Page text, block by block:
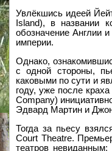
Увлёкшись идеей
Island), в названии
обозначение Англии
империи.
Однако,
с одной стороны,
каковыми по сути и
году, уже после
Company)
Эдвард Мартин и
Тогда за пьесу
Court Theatre.
театров невиданным: